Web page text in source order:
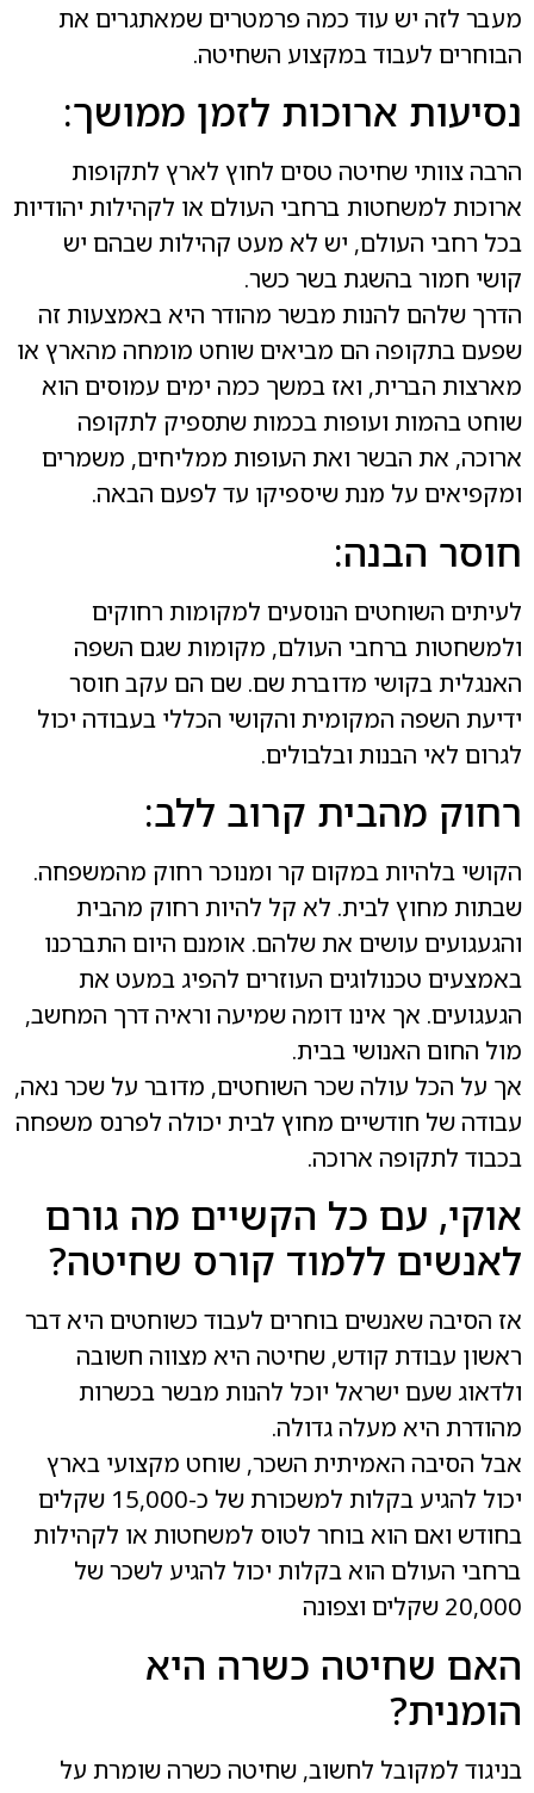
מעבר לזה יש עוד כמה פרמטרים שמאתגרים את
הבוחרים לעבוד במקצוע השחיטה.
נסיעות ארוכות לזמן ממושך:
הרבה צוותי שחיטה טסים לחוץ לארץ לתקופות
ארוכות למשחטות ברחבי העולם או לקהילות יהודיות
בכל רחבי העולם, יש לא מעט קהילות שבהם יש
קושי חמור בהשגת בשר כשר.
הדרך שלהם להנות מבשר מהודר היא באמצעות זה
שפעם בתקופה הם מביאים שוחט מומחה מהארץ או
מארצות הברית, ואז במשך כמה ימים עמוסים הוא
שוחט בהמות ועופות בכמות שתספיק לתקופה
ארוכה, את הבשר ואת העופות ממליחים, משמרים
ומקפיאים על מנת שיספיקו עד לפעם הבאה.
חוסר הבנה:
לעיתים השוחטים הנוסעים למקומות רחוקים
ולמשחטות ברחבי העולם, מקומות שגם השפה
האנגלית בקושי מדוברת שם. שם הם עקב חוסר
ידיעת השפה המקומית והקושי הכללי בעבודה יכול
לגרום לאי הבנות ובלבולים.
רחוק מהבית קרוב ללב:
הקושי בלהיות במקום קר ומנוכר רחוק מהמשפחה.
שבתות מחוץ לבית. לא קל להיות רחוק מהבית
והגעגועים עושים את שלהם. אומנם היום התברכנו
באמצעים טכנולוגים העוזרים להפיג במעט את
הגעגועים. אך אינו דומה שמיעה וראיה דרך המחשב,
מול החום האנושי בבית.
אך על הכל עולה שכר השוחטים, מדובר על שכר נאה,
עבודה של חודשיים מחוץ לבית יכולה לפרנס משפחה
בכבוד לתקופה ארוכה.
אוקי, עם כל הקשיים מה גורם
לאנשים ללמוד קורס שחיטה?
אז הסיבה שאנשים בוחרים לעבוד כשוחטים היא דבר
ראשון עבודת קודש, שחיטה היא מצווה חשובה
ולדאוג שעם ישראל יוכל להנות מבשר בכשרות
מהודרת היא מעלה גדולה.
אבל הסיבה האמיתית השכר, שוחט מקצועי בארץ
יכול להגיע בקלות למשכורת של כ-15,000 שקלים
בחודש ואם הוא בוחר לטוס למשחטות או לקהילות
ברחבי העולם הוא בקלות יכול להגיע לשכר של
20,000 שקלים וצפונה
האם שחיטה כשרה היא
הומנית?
בניגוד למקובל לחשוב, שחיטה כשרה שומרת על